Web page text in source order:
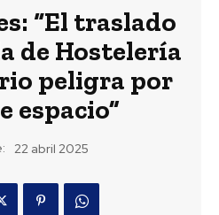
LEER MÁS
un año
de
reciclaje
sus playas
“El traslado
de Hostelería
peligra por
espacio”
22 abril 2025